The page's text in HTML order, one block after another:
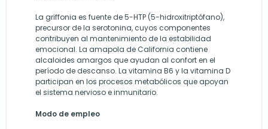
La griffonia es fuente de 5-HTP (5-hidroxitriptófano),
precursor de la serotonina, cuyos componentes
contribuyen al mantenimiento de la estabilidad
emocional. La amapola de California contiene
alcaloides amargos que ayudan al confort en el
período de descanso. La vitamina B6 y la vitamina D
participan en los procesos metabólicos que apoyan
el sistema nervioso e inmunitario.
Modo de empleo